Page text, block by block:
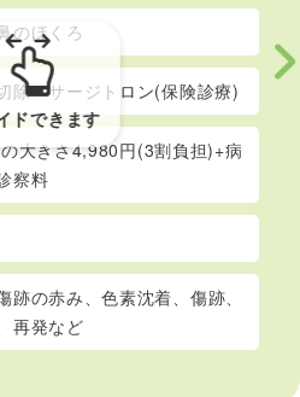
のほくろ
除・サージトロン(保険診療)
大きさ4,980円(3割負担)+病
察料
跡の赤み、色素沈着、傷跡、
再発など